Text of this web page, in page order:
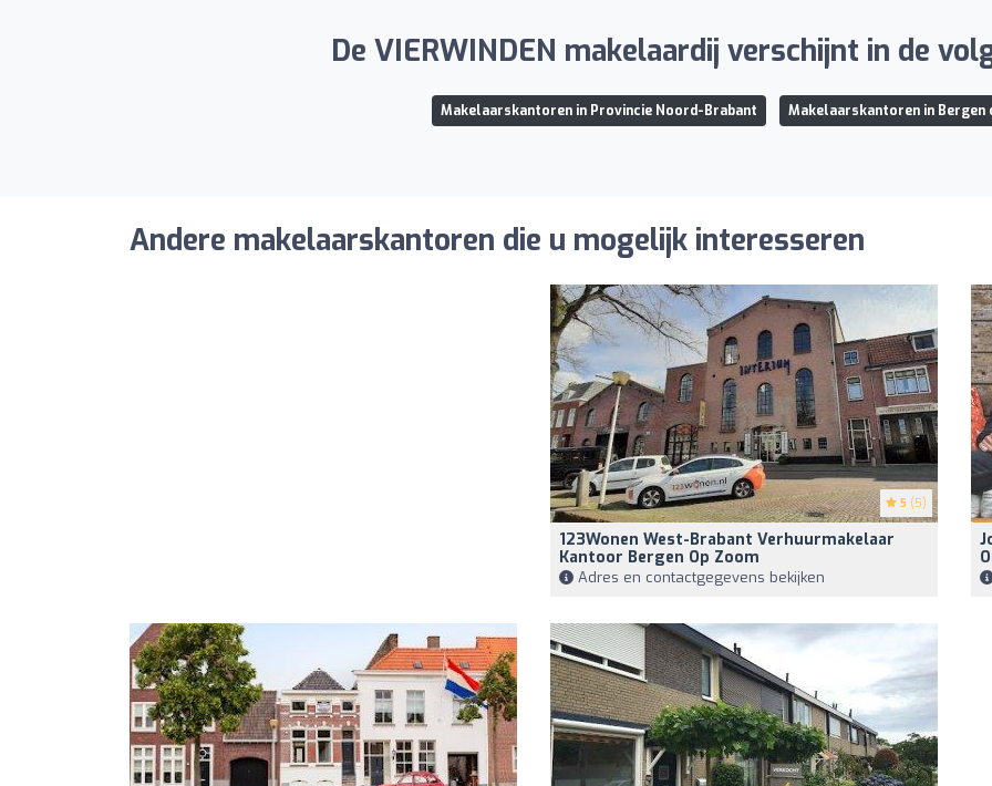
De VIERWINDEN makelaardij verschijnt in de
Makelaarskantoren in Provincie Noord-Brabant Makelaarskantoren in Bergen
Andere makelaarskantoren die u mogelijk interesseren
5 (5)
123Wonen West-Brabant Verhuurmakelaar
Kantoor Bergen Op Zoom
Adres en contactgegevens bekijken